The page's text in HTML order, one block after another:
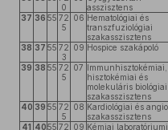
0
asszisztens
37 36 55 72
5
06 Hematológiai és
transzfuziológiai
szakasszisztens
38 37 55 72
3
09 Hospice szakápoló
39 38 55 72
5
07 Immunhisztokémiai,
hisztokémiai és
molekuláris biológiai
szakasszisztens
40 39 55 72
5
08 Kardiológiai és
szakasszisztens
41 4055 72 09 Kémiai laboratóriumi